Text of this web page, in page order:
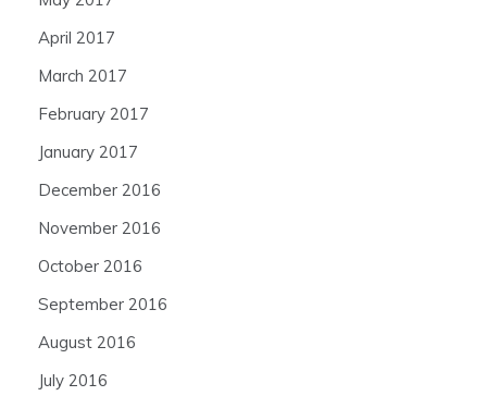
April 2017
March 2017
February 2017
January 2017
December 2016
November 2016
October 2016
September 2016
August 2016
July 2016